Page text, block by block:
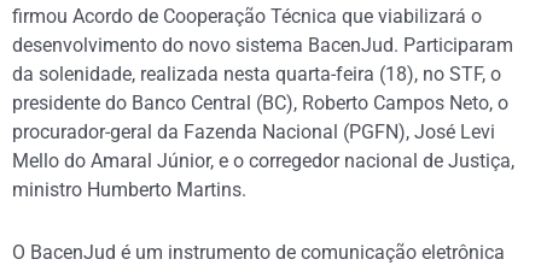
firmou Acordo de Cooperação Técnica que viabilizará o
desenvolvimento do novo sistema BacenJud. Participaram
da solenidade, realizada nesta quarta-feira (18), no STF, o
presidente do Banco Central (BC), Roberto Campos Neto, o
procurador-geral da Fazenda Nacional (PGFN), José Levi
Mello do Amaral Júnior, e o corregedor nacional de Justiça,
ministro Humberto Martins.
O BacenJud é um instrumento de comunicação eletrônica